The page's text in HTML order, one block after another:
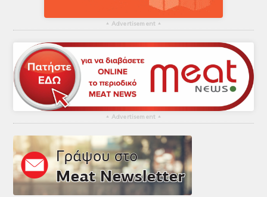
▴ Advertisement ▴
▴ Advertisement ▴